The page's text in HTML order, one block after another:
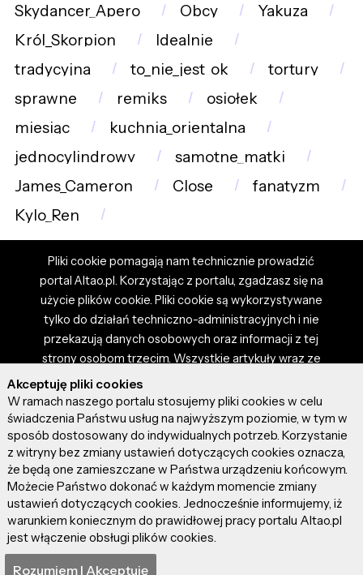
Skydancer_Apero
Obcy
Yakuza
Król_Skorpion
Idealnie
tradycyjna
to_nie_jest_ok
tortury
sprawne
remiks
osiołek
miesiąc
kuchnia_orientalna
jednocylindrowy
samotne_matki
James_Cameron
Close
fanatyzm
Kylo_Ren
Pliki cookie pomagają nam technicznie prowadzić
portal Altao.pl. Korzystając z portalu, zgadzasz się na
użycie plików cookie. Pliki cookie są wykorzystywane
tylko do działań techniczno-administracyjnych i nie
przekazują danych osobowych oraz informacji z tej
strony osobom trzecim. Wszystkie artykuły wraz ze
zdjęciami i materiałami dostępnymi na portalu są
własnością użytkowników. Administrator i właściciel
portalu nie ponosi odpowiedzialności za tresci
prezentowane przez autorów artykułów. Dodając
artykuł, zgadzasz się z regulaminem portalu oraz
ponosisz odpowiedzialność za wszystkie materiały
umieszczone przez Ciebie na stronie altao.pl.
Szczegóły dostępne w regulaminie portalu.
© 2026 altao.pl. Wszystkie prawa zastrzeżone.
Akceptuję pliki cookies
W ramach naszego portalu stosujemy pliki cookies w celu
świadczenia Państwu usług na najwyższym poziomie, w tym w
sposób dostosowany do indywidualnych potrzeb. Korzystanie
z witryny bez zmiany ustawień dotyczących cookies oznacza,
że będą one zamieszczane w Państwa urządzeniu końcowym.
Możecie Państwo dokonać w każdym momencie zmiany
ustawień dotyczących cookies. Jednocześnie informujemy, iż
warunkiem koniecznym do prawidłowej pracy portalu Altao.pl
jest włączenie obsługi plików cookies.
Rozumiem I Akceptuję